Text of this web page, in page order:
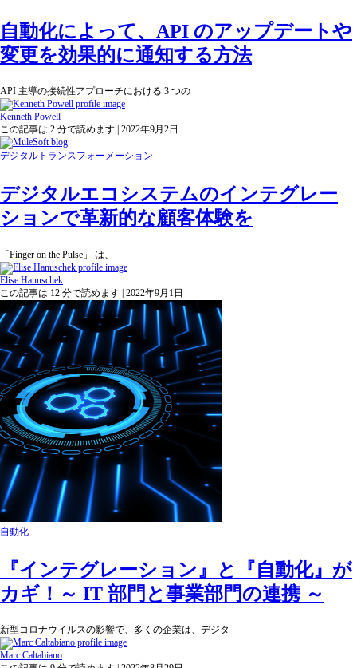
自動化によって、API のアップデートや
変更を効果的に通知する方法
API 主導の接続性アプローチにおける 3 つの
Kenneth Powell
この記事は 2 分で読めます | 2022年9月2日
デジタルトランスフォーメーション
デジタルエコシステムのインテグレー
ションで革新的な顧客体験を
「Finger on the Pulse」 は、
Elise Hanuschek
この記事は 12 分で読めます | 2022年9月1日
自動化
『インテグレーション』と『自動化』が
カギ！～ IT 部門と事業部門の連携 ～
新型コロナウイルスの影響で、多くの企業は、デジタ
Marc Caltabiano